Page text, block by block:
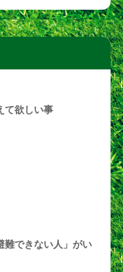
て欲しい事
難できない人」がい